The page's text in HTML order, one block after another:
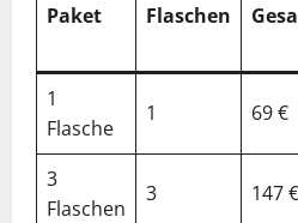
Paket Flaschen
1
Flasche
1 69 €
3
Flaschen
3 147 €